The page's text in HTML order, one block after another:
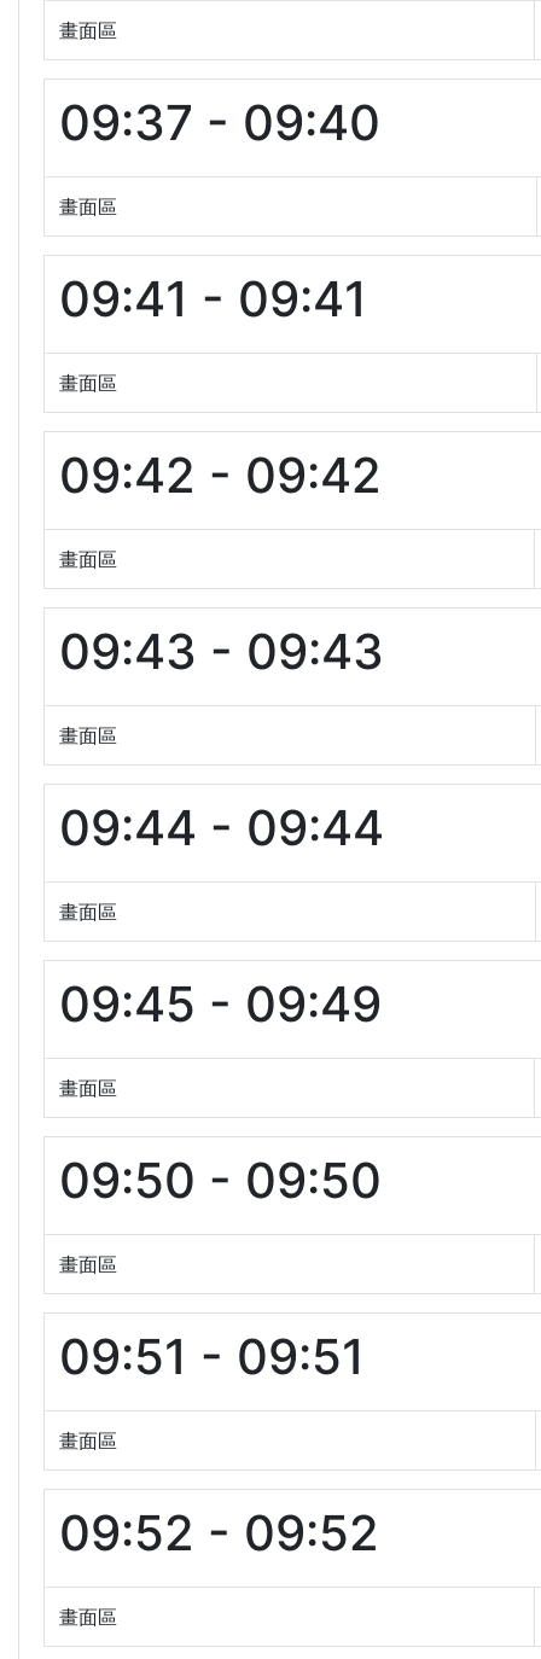
畫面區
09:37 - 09:40
畫面區
09:41 - 09:41
畫面區
09:42 - 09:42
畫面區
09:43 - 09:43
畫面區
09:44 - 09:44
畫面區
09:45 - 09:49
畫面區
09:50 - 09:50
畫面區
09:51 - 09:51
畫面區
09:52 - 09:52
畫面區